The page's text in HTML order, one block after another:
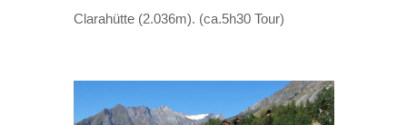
Clarahütte (2.036m). (ca.5h30 Tour)